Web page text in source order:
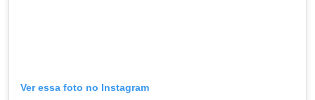
Ver essa foto no Instagram